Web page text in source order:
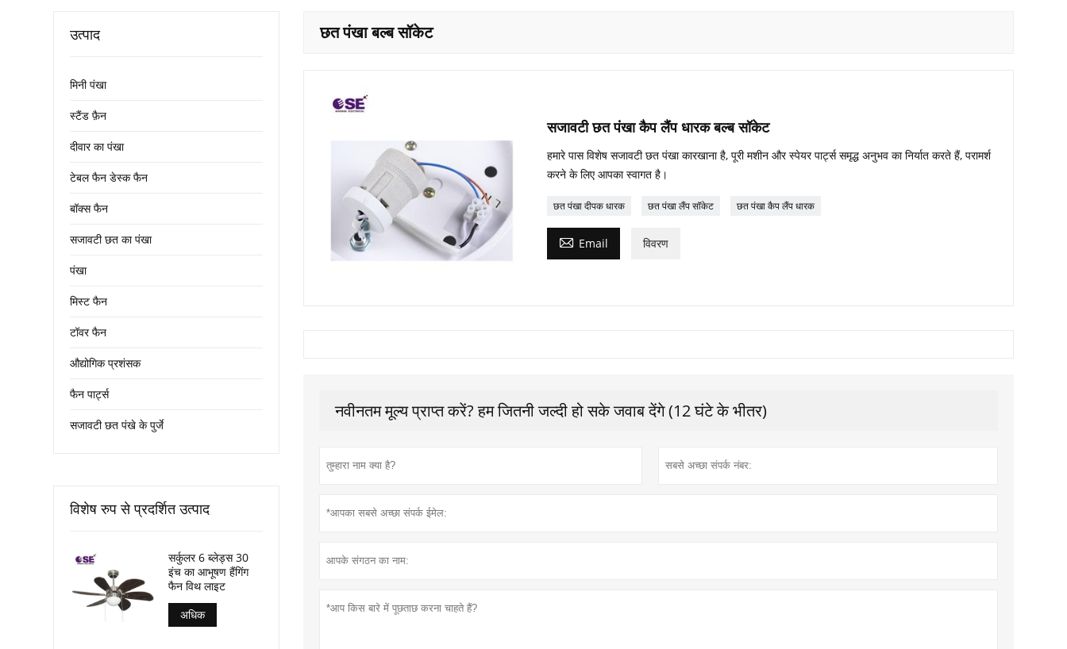
छत पंखा बल्ब सॉकेट
सजावटी छत पंखा कैप लैंप धारक बल्ब सॉकेट
हमारे पास विशेष सजावटी छत पंखा कारखाना है, पूरी मशीन और स्पेयर पार्ट्स समृद्ध अनुभव का निर्यात करते हैं, परामर्श
करने के लिए आपका स्वागत है।
छत पंखा दीपक धारक छत पंखा लैंप सॉकेट छत पंखा कैप लैंप धारक
 Email विवरण
नवीनतम मूल्य प्राप्त करें? हम जितनी जल्दी हो सके जवाब देंगे (12 घंटे के भीतर)
उत्पाद
मिनी पंखा
स्टैंड फ़ैन
दीवार का पंखा
टेबल फैन डेस्क फैन
बॉक्स फैन
सजावटी छत का पंखा
पंखा
मिस्ट फैन
टॉवर फैन
औद्योगिक प्रशंसक
फैन पार्ट्स
सजावटी छत पंखे के पुर्जे
विशेष रुप से प्रदर्शित उत्पाद
सर्कुलर 6 ब्लेड्स 30
इंच का आभूषण हैंगिंग
फैन विथ लाइट
अधिक